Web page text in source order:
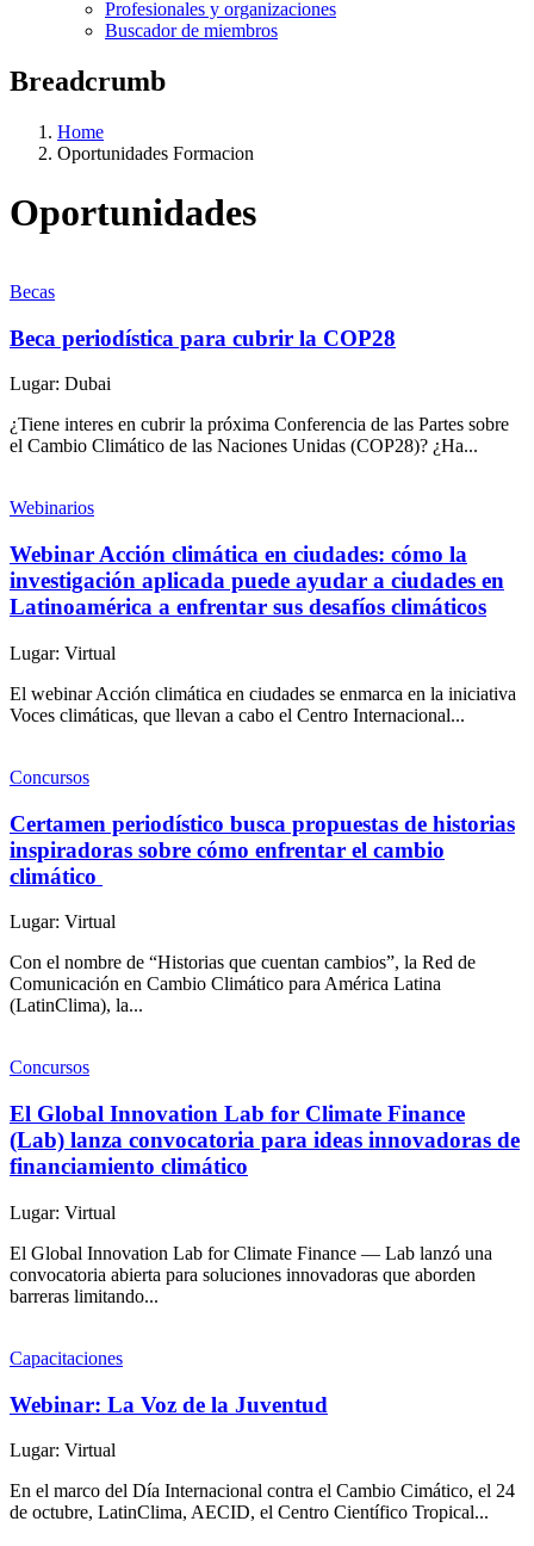
Profesionales y organizaciones
Buscador de miembros
Breadcrumb
Home
Oportunidades Formacion
Oportunidades
Becas
Beca periodística para cubrir la COP28
Lugar: Dubai
¿Tiene interes en cubrir la próxima Conferencia de las Partes sobre
el Cambio Climático de las Naciones Unidas (COP28)? ¿Ha...
Webinarios
Webinar Acción climática en ciudades: cómo la
investigación aplicada puede ayudar a ciudades en
Latinoamérica a enfrentar sus desafíos climáticos
Lugar: Virtual
El webinar Acción climática en ciudades se enmarca en la iniciativa
Voces climáticas, que llevan a cabo el Centro Internacional...
Concursos
Certamen periodístico busca propuestas de historias
inspiradoras sobre cómo enfrentar el cambio
climático
Lugar: Virtual
Con el nombre de “Historias que cuentan cambios”, la Red de
Comunicación en Cambio Climático para América Latina
(LatinClima), la...
Concursos
El Global Innovation Lab for Climate Finance
(Lab) lanza convocatoria para ideas innovadoras de
financiamiento climático
Lugar: Virtual
El Global Innovation Lab for Climate Finance — Lab lanzó una
convocatoria abierta para soluciones innovadoras que aborden
barreras limitando...
Capacitaciones
Webinar: La Voz de la Juventud
Lugar: Virtual
En el marco del Día Internacional contra el Cambio Cimático, el 24
de octubre, LatinClima, AECID, el Centro Científico Tropical...